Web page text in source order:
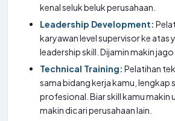
kenal seluk beluk perusahaan.
Leadership Development:
karyawan level supervisor ke atas
leadership skill. Dijamin makin
Technical Training: Pelatihan
sama bidang kerja kamu, lengkap
profesional. Biar skill kamu
makin dicari perusahaan lain.